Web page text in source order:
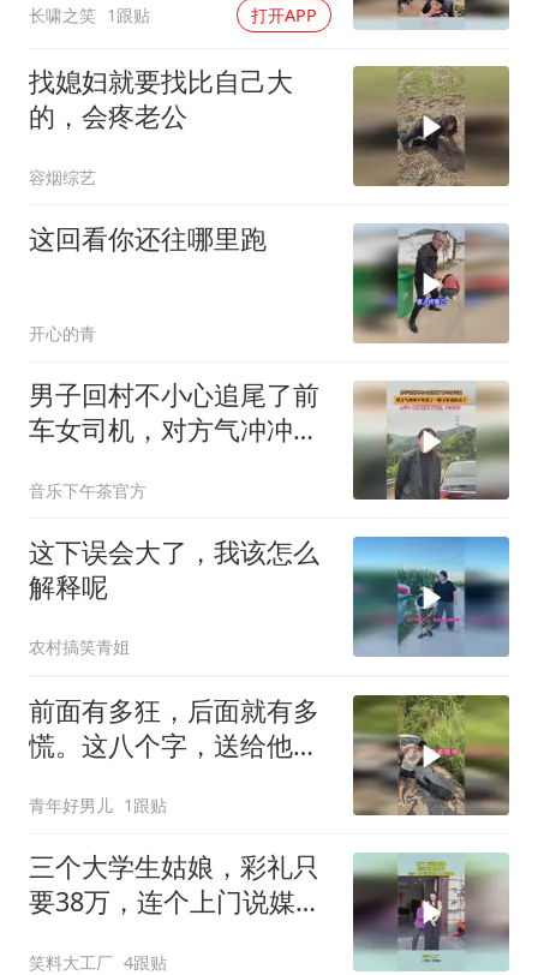
长啸之笑 1跟贴 打开APP
找媳妇就要找比自己大
的，会疼老公
容烟综艺
这回看你还往哪里跑
开心的青
男子回村不小心追尾了前
车女司机，对方气冲冲下
音乐下午茶官方
这下误会大了，我该怎么
解释呢
农村搞笑青姐
前面有多狂，后面就有多
慌。这八个字，送给他刚
青年好男儿 1跟贴
三个大学生姑娘，彩礼只
要38万，连个上门说媒的
笑料大工厂 4跟贴